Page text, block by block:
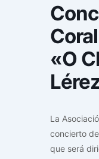
«O
La
concierto
que será